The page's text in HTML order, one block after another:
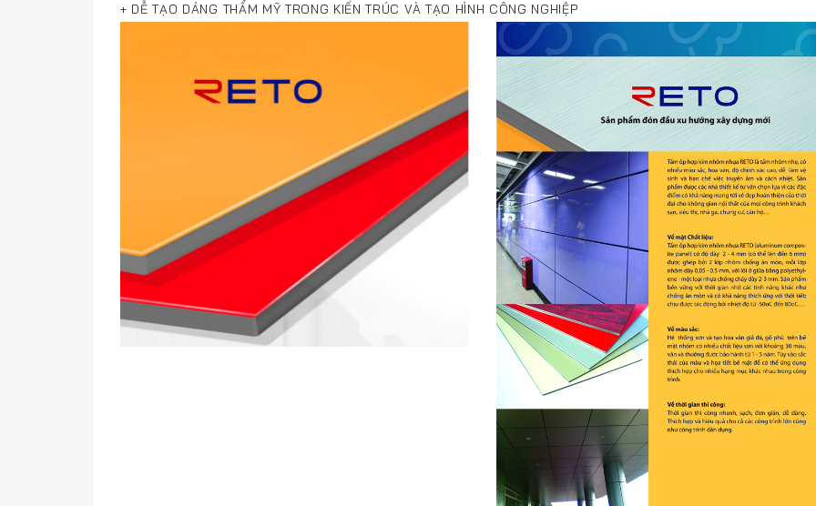
+ DỄ TẠO DÁNG THẨM MỸ TRONG KIẾN TRÚC VÀ TẠO HÌNH CÔNG NGHIỆP